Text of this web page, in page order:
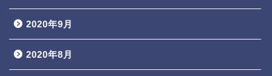
2020年9月
2020年8月